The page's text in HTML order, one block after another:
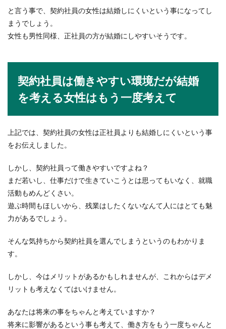
コンビニにはフランチャイズ店(オーナー店)と直
でアピールするコツとは
教職課程を大学で履修することはとても大変なこ
とですが、それには大きなメリットがあります。
バドミントンのドライブを速く打つた
めのコツと練習方法とは
バドミントンのダブルスの試合ではドライブがよ
法とひとりを楽しむコツ
んか？では、そんなぼっち女子は大学に居ると
き、ど...
と言う事で、契約社員の女性は結婚しにくいという事になってし
まうでしょう。
女性も男性同様、正社員の方が結婚にしやすいそうです。
契約社員は働きやすい環境だが結婚
を考える女性はもう一度考えて
上記では、契約社員の女性は正社員よりも結婚しにくいという事
をお伝えしました。
しかし、契約社員って働きやすいですよね？
まだ若いし、仕事だけで生きていこうとは思ってもいなく、就職
活動もめんどくさい。
遊ぶ時間もほしいから、残業はしたくないなんて人にはとても魅
力があるでしょう。
そんな気持ちから契約社員を選んでしまうというのもわかりま
す。
しかし、今はメリットがあるかもしれませんが、これからはデメ
リットも考えなくてはいけません。
あなたは将来の事をちゃんと考えていますか？
将来に影響があるという事も考えて、働き方をもう一度ちゃんと